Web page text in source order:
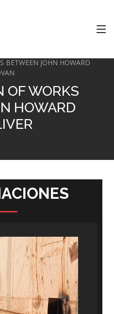
BETWEEN JOHN HOWARD
OF WORKS
HOWARD